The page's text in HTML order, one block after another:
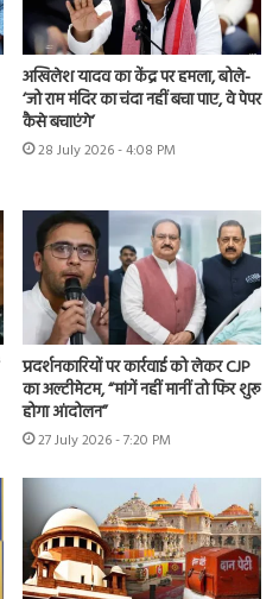
अखिलेश यादव का केंद्र पर हमला, बोले-
‘जो राम मंदिर का चंदा नहीं बचा पाए, वे पेपर
कैसे बचाएंगे’
28 July 2026 - 4:08 PM
प्रदर्शनकारियों पर कार्रवाई को लेकर CJP
का अल्टीमेटम, “मांगें नहीं मानीं तो फिर शुरू
होगा आंदोलन”
27 July 2026 - 7:20 PM